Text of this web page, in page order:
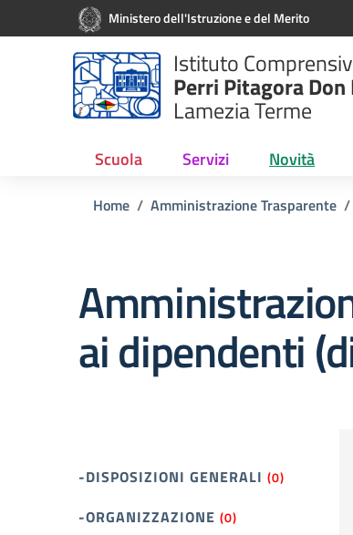
Vai ai contenuti
Vai al menu di navigazioneMinistero dell'Istruzione e del Merito
Istituto
Perri Pitagora
Lamezia Terme
Scuola Servizi Novità
Home Amministrazione Trasparente
ai dipendenti
-DISPOSIZIONI GENERALI (0)
-ORGANIZZAZIONE (0)